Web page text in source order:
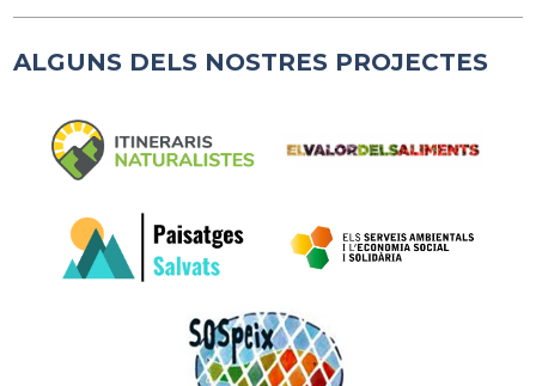
ALGUNS DELS NOSTRES PROJECTES